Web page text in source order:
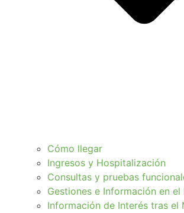
Cómo llegar
Ingresos y Hospitalización
Consultas y pruebas
Gestiones e Información en el
Información de Interés tras el